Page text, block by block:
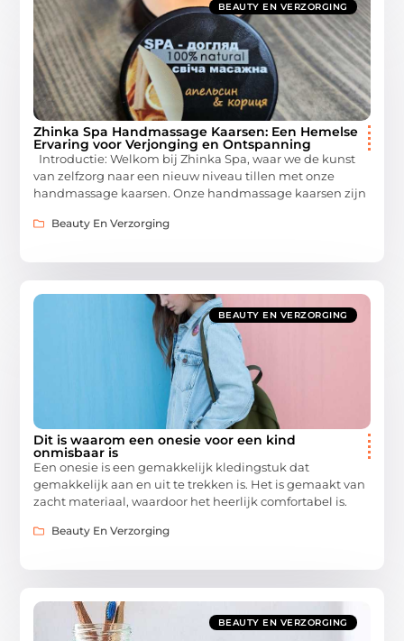
BEAUTY EN VERZORGING
Zhinka Spa Handmassage Kaarsen: Een Hemelse
Ervaring voor Verjonging en Ontspanning
Introductie: Welkom bij Zhinka Spa, waar we de kunst
van zelfzorg naar een nieuw niveau tillen met onze
handmassage kaarsen. Onze handmassage kaarsen zijn
Beauty En Verzorging
BEAUTY EN VERZORGING
Dit is waarom een onesie voor een kind
onmisbaar is
Een onesie is een gemakkelijk kledingstuk dat
gemakkelijk aan en uit te trekken is. Het is gemaakt van
zacht materiaal, waardoor het heerlijk comfortabel is.
Beauty En Verzorging
BEAUTY EN VERZORGING